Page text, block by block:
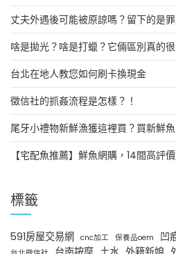
丈夫外遇後可能被原諒嗎？留下的是
啥是拋光？啥是打蠟？它倆區別真的
台北在地人教您如何刷卡換現金
徵信社的抓姦流程是怎樣？！
尾牙小禮物新鮮漁獲這裡買？買新鮮
【宅配魚推薦】鮮魚網購，14間高評
標籤
591房屋交易網 cnc加工 保養品oem 凹